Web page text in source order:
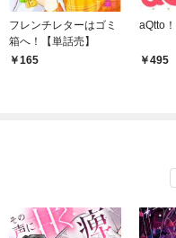
フレンチレターはゴミ
箱へ！【単話売】
165
aQtto
495